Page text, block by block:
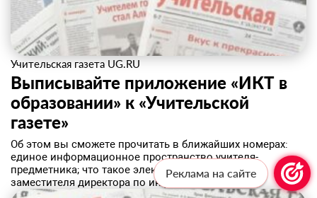
Учительская газета UG.RU
Выписывайте приложение «ИКТ в
образовании» к «Учительской
газете»
Об этом вы сможете прочитать в ближайших номерах:
единое информационное пространство учителя-
предметника; что такое электронное портфолио
заместителя директора по информатизации;...
Реклама на сайте